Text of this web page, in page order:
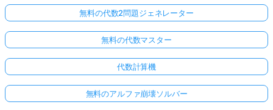
無料の代数2問題ジェネレーター
無料の代数マスター
代数計算機
無料のアルファ崩壊ソルバー